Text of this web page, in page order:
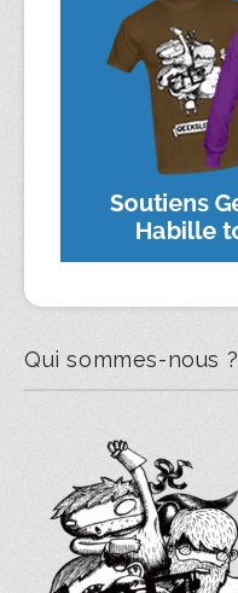
Qui sommes-nous ?